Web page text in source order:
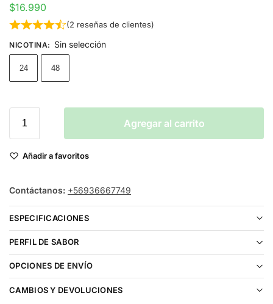
$16.990
(2 reseñas de clientes)
NICOTINA: Sin selección
24 48
Agregar al carrito
Añadir a favoritos
Contáctanos: +56936667749
ESPECIFICACIONES
PERFIL DE SABOR
OPCIONES DE ENVÍO
CAMBIOS Y DEVOLUCIONES